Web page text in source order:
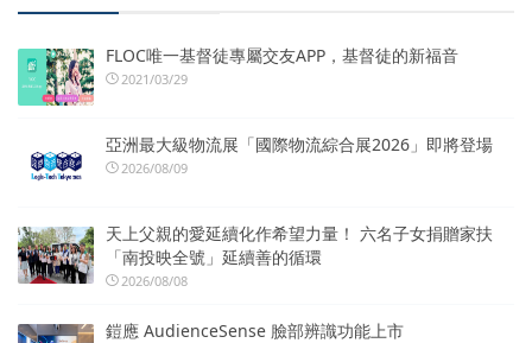
FLOC唯一基督徒專屬交友APP，基督徒的新福音
2021/03/29
亞洲最大級物流展「國際物流綜合展2026」即將登場
2026/08/09
天上父親的愛延續化作希望力量！ 六名子女捐贈家扶
「南投映全號」延續善的循環
2026/08/08
鎧應 AudienceSense 臉部辨識功能上市